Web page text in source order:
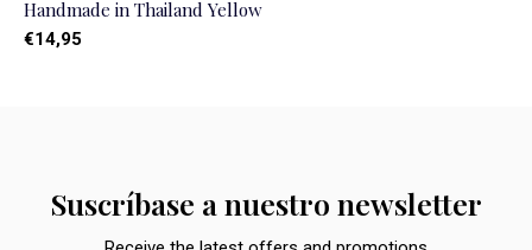
Handmade in Thailand Yellow
€14,95
Suscríbase a nuestro newsletter